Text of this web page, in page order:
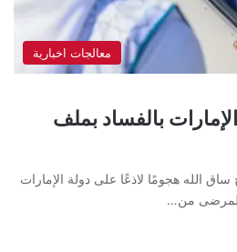
معالجات اخبارية
بالفساد بملف
الله هجومًا لاذعًا على دولة الإمارات
من…